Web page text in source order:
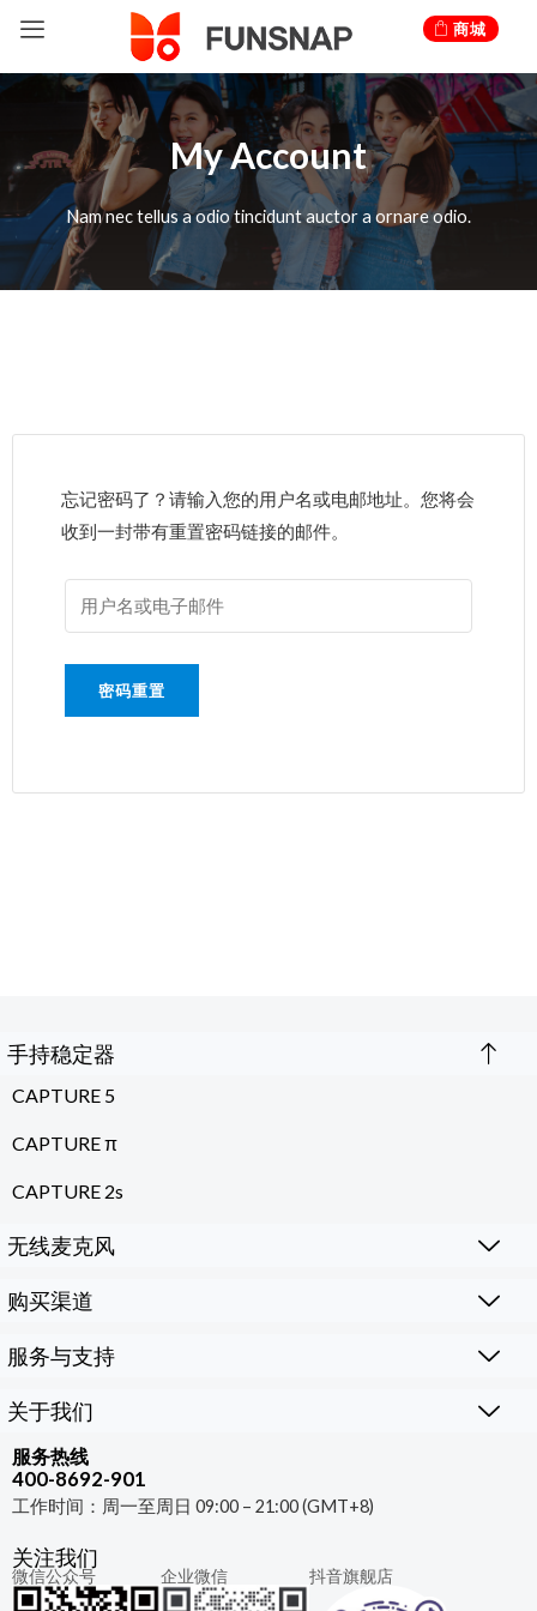
content
商城
My Account
Nam nec tellus a odio tincidunt auctor a ornare odio.
忘记密码了？请输入您的用户名或电邮地址。您将会
收到一封带有重置密码链接的邮件。
密码重置
手持稳定器
CAPTURE 5
CAPTURE π
CAPTURE 2s
无线麦克风
购买渠道
服务与支持
关于我们
服务热线
400-8692-901
工作时间：周一至周日 09:00 – 21:00 (GMT+8)
关注我们
微信公众号 企业微信 抖音旗舰店